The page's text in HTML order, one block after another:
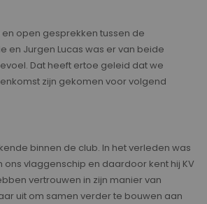
open gesprekken tussen de
en Jurgen Lucas was er van beide
Dat heeft ertoe geleid dat we
zijn gekomen voor volgend
binnen de club. In het verleden was
ons vlaggenschip en daardoor kent hij KV
vertrouwen in zijn manier van
uit om samen verder te bouwen aan